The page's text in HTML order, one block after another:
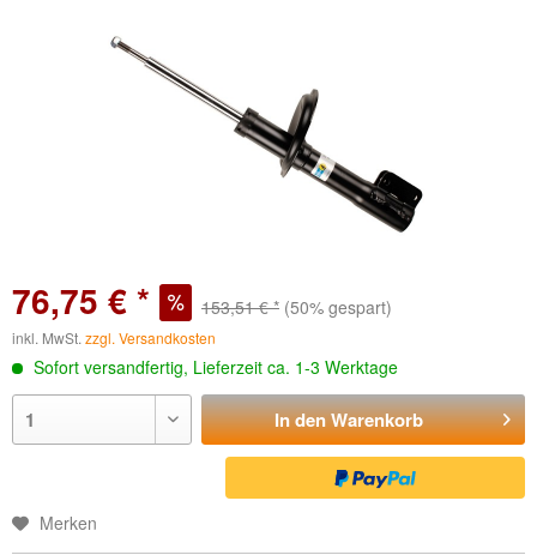
76,75 € * 153,51 € * (50% gespart)
inkl. MwSt. zzgl. Versandkosten
Sofort versandfertig, Lieferzeit ca. 1-3 Werktage
In denWarenkorb
Merken